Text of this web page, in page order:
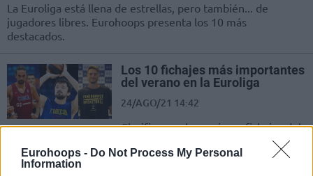
Eurohoops - Do Not Process My Personal
Information
La Euroliga está llena de estrellas, pero también... de
jugadores libres. Eurohoops presenta los 10 más
destacados.
Los 10 fichajes más importantes
del verano en la Euroliga
24/AGO/21 14:42
Clasificamos los mejores fichajes del